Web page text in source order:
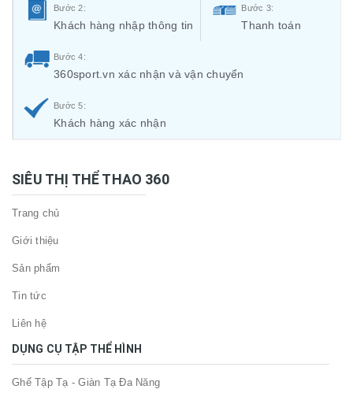
Bước 2:
Khách hàng nhập thông tin
Bước 3:
Thanh toán
Bước 4:
360sport.vn xác nhận và vận chuyển
Bước 5:
Khách hàng xác nhận
SIÊU THỊ THỂ THAO 360
Trang chủ
Giới thiệu
Sản phẩm
Tin tức
Liên hệ
DỤNG CỤ TẬP THỂ HÌNH
Ghế Tập Tạ - Giàn Tạ Đa Năng